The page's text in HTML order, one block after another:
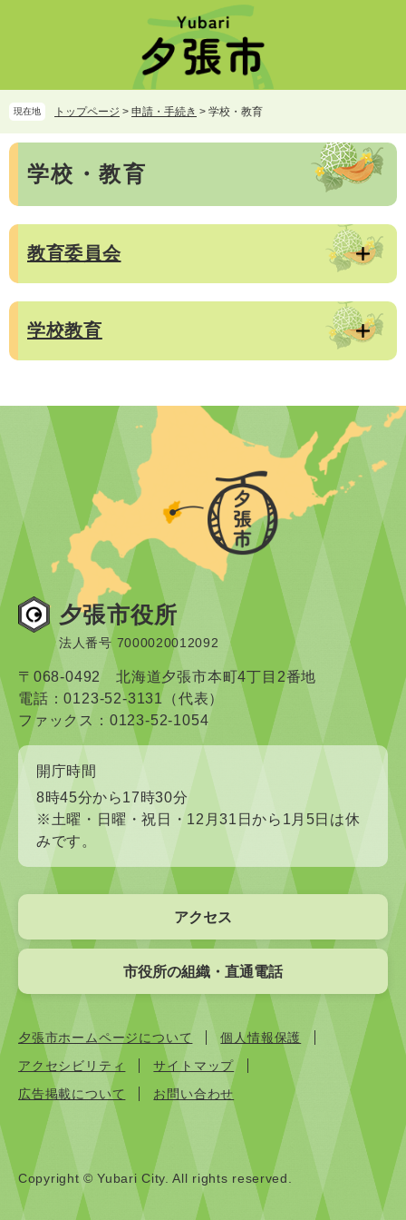
頭
で
す。
飛
ば
し
文
現在地 トップページ > 申請・手続き > 学校・教育
本
学校・教育
教育委員会
学校教育
夕張市役所
法人番号 7000020012092
〒068-0492 北海道夕張市本町4丁目2番地
電話：0123-52-3131（代表）
ファックス：0123-52-1054
開庁時間
8時45分から17時30分
※土曜・日曜・祝日・12月31日から1月5日は休
みです。
アクセス
市役所の組織・直通電話
夕張市ホームページについて
個人情報保護
アクセシビリティ
サイトマップ
広告掲載について
お問い合わせ
Copyright © Yubari City. All rights reserved.